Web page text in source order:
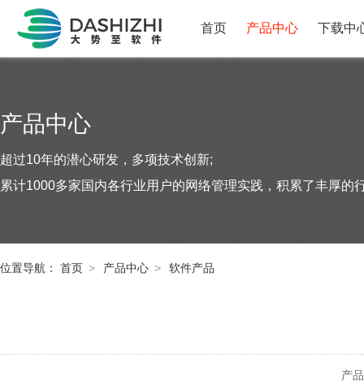
首页 产品中心 下载中
产品中心
超过10年的潜心研发，多项技术创新;
累计1000多家国内各行业用户的网络管理实践，积累了丰厚的
位置导航： 首页 > 产品中心 > 软件产品
产